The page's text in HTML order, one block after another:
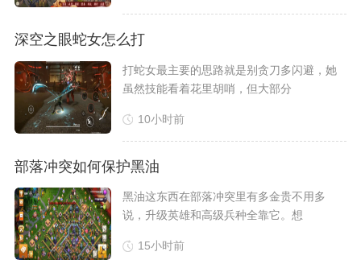
深空之眼蛇女怎么打
​打蛇女最主要的思路就是别贪刀多闪避，她
虽然技能看着花里胡哨，但大部分
10小时前
部落冲突如何保护黑油
​黑油这东西在部落冲突里有多金贵不用多
说，升级英雄和高级兵种全靠它。想
15小时前